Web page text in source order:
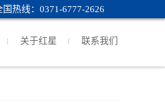
国热线：0371-6777-2626
关于红星 联系我们